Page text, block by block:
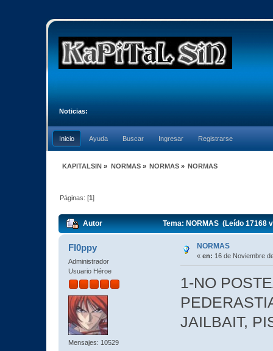
Noticias:
Inicio Ayuda Buscar Ingresar Registrarse
KAPITALSIN » NORMAS» NORMAS» NORMAS
Páginas: [1]
Autor Tema: NORMAS (Leído 17168
Fl0ppy
Administrador
Usuario Héroe
Mensajes: 10529
NORMAS
« en: 16 de Noviembre
1-NO
JAILBAIT,